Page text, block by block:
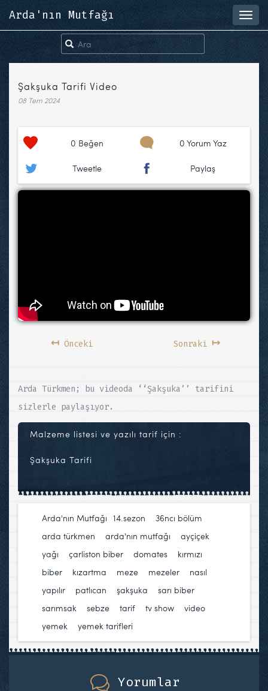
Arda'nın Mutfağı
Şakşuka Tarifi Video
08 Tem 2024
0 Beğen 0 Yorum Yaz
Tweetle Paylaş
↤Önceki Sonraki ↦
Arda Türkmen; bu videoda ‘‘Şakşuka’’ tarifini
sizlerle paylaşıyor.
Malzeme listesi ve yazılı tarif için :
Şakşuka Tarifi
Arda'nın Mutfağı 14.sezon 36ncı bölüm
arda türkmen
arda'nın mutfağı
ayçiçek
yağı
çarliston biber domates
kırmızı
biber
kızartma meze mezeler
nasıl
yapılır
patlıcan şakşuka sarı biber
sarımsak
sebze tarif tv show video
yemek
yemek tarifleri
Yorumlar